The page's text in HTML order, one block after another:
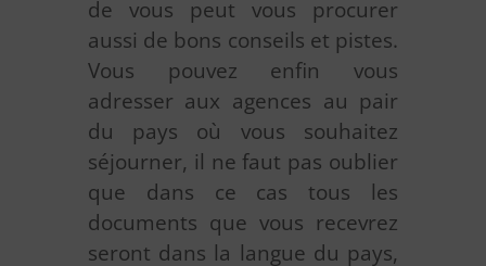
de vous peut vous procurer
aussi de bons conseils et pistes.
Vous pouvez enfin vous
adresser aux agences au pair
du pays où vous souhaitez
séjourner, il ne faut pas oublier
que dans ce cas tous les
documents que vous recevrez
seront dans la langue du pays,